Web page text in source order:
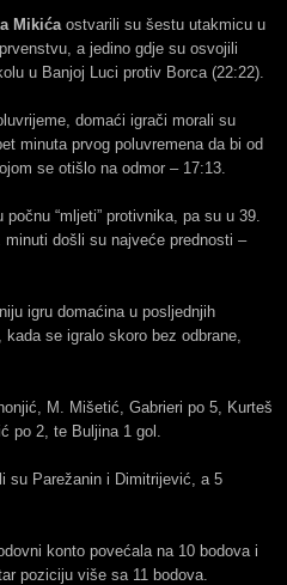
Mikićaostvarili su šestu utakmicu u
a jedino gdje su osvojili
u Banjoj Luci protiv Borca (22:22).
domaći igrači morali su
minuta prvog poluvremena da bi od
se otišlo na odmor – 17:13.
“mljeti” protivnika, pa su u 39.
došli su najveće prednosti –
igru domaćina u posljednjih
se igralo skoro bez odbrane,
M. Mišetić, Gabrieri po 5, Kurteš
po 2, te Buljina 1 gol.
su Parežanin i Dimitrijević, a 5
konto povećala na 10 bodova i
poziciju više sa 11 bodova.